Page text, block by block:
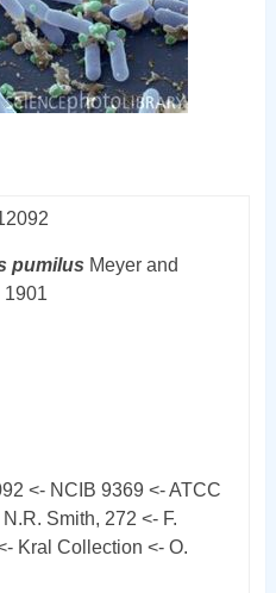
pumilus Meyer and
1901
<- NCIB 9369 <- ATCC
Smith, 272 <- F.
Kral Collection <- O.